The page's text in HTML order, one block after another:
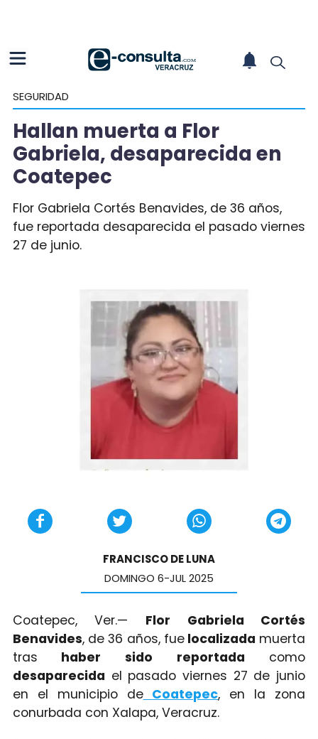
SEGURIDAD
Hallan muerta a Flor
Gabriela, desaparecida en
Coatepec
Flor Gabriela Cortés Benavides, de 36 años,
fue reportada desaparecida el pasado viernes
27 de junio.
FRANCISCO DE LUNA
DOMINGO 6-JUL 2025
Coatepec, Ver.— Flor Gabriela Cortés
Benavides, de 36 años, fuelocalizada muerta
tras haber sido reportada como
desaparecida el pasado viernes 27 de junio
en el municipio de Coatepec, en la zona
conurbada con Xalapa, Veracruz.